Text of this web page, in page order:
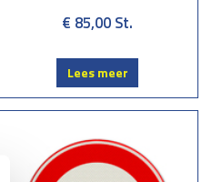
€ 85,00 St.
Lees meer